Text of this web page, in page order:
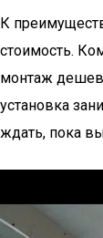
К
стоимость.
монтаж
установка
ждать, пока